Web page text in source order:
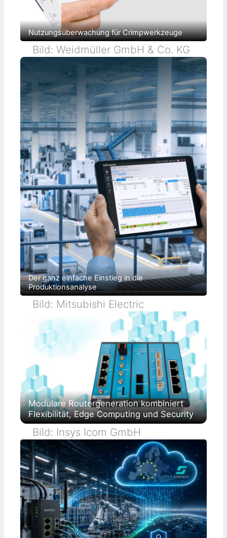
Nutzungsüberwachung für Crimpwerkzeuge
Bild: Weidmüller GmbH & Co. KG
Der ganz einfache Einstieg in die
Produktionsanalyse
Bild: Mitsubishi Electric
Modulare Routergeneration kombiniert
Flexibilität, Edge Computing und Security
Bild: Insys Icom GmbH